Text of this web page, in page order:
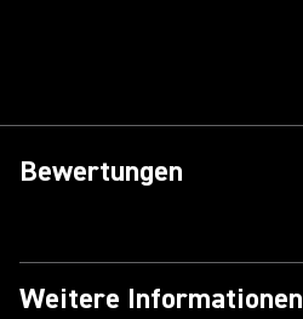
Bewertungen
Weitere Informationen